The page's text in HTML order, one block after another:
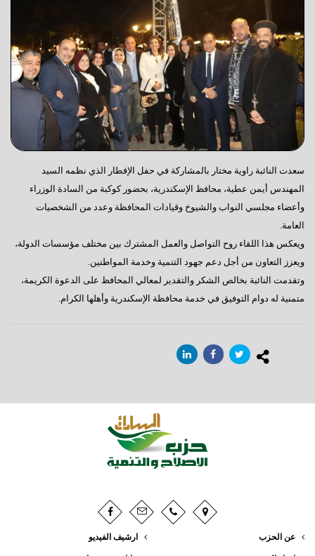
سعدت النائبة راوية مختار بالمشاركة في حفل الإفطار الذي نظمه السيد
المهندس أيمن عطية، محافظ الإسكندرية، بحضور كوكبة من السادة الوزراء
وأعضاء مجلسي النواب والشيوخ وقيادات المحافظة وعدد من الشخصيات
العامة.
ويعكس هذا اللقاء روح التواصل والعمل المشترك بين مختلف مؤسسات الدولة،
ويعزز التعاون من أجل دعم جهود التنمية وخدمة المواطنين.
وتقدمت النائبة بخالص الشكر والتقدير لمعالي المحافظ على الدعوة الكريمة،
متمنية له دوام التوفيق في خدمة محافظة الإسكندرية وأهلها الكرام.
عن الحزب ارشيف الفيديو